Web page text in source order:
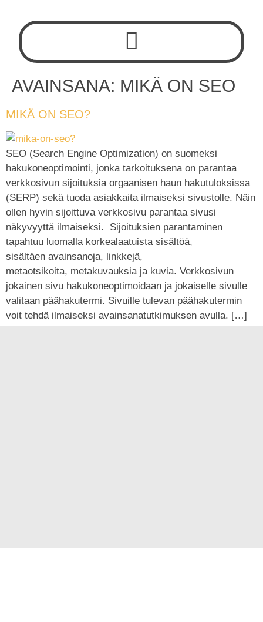
AVAINSANA: MIKÄ ON SEO
MIKÄ ON SEO?
SEO (Search Engine Optimization) on suomeksi
hakukoneoptimointi, jonka tarkoituksena on parantaa
verkkosivun sijoituksia orgaanisen haun hakutuloksissa
(SERP) sekä tuoda asiakkaita ilmaiseksi sivustolle. Näin
ollen hyvin sijoittuva verkkosivu parantaa sivusi
näkyvyyttä ilmaiseksi. Sijoituksien parantaminen
tapahtuu luomalla korkealaatuista sisältöä,
sisältäen avainsanoja, linkkejä,
metaotsikoita, metakuvauksia ja kuvia. Verkkosivun
jokainen sivu hakukoneoptimoidaan ja jokaiselle sivulle
valitaan päähakutermi. Sivuille tulevan päähakutermin
voit tehdä ilmaiseksi avainsanatutkimuksen avulla. […]